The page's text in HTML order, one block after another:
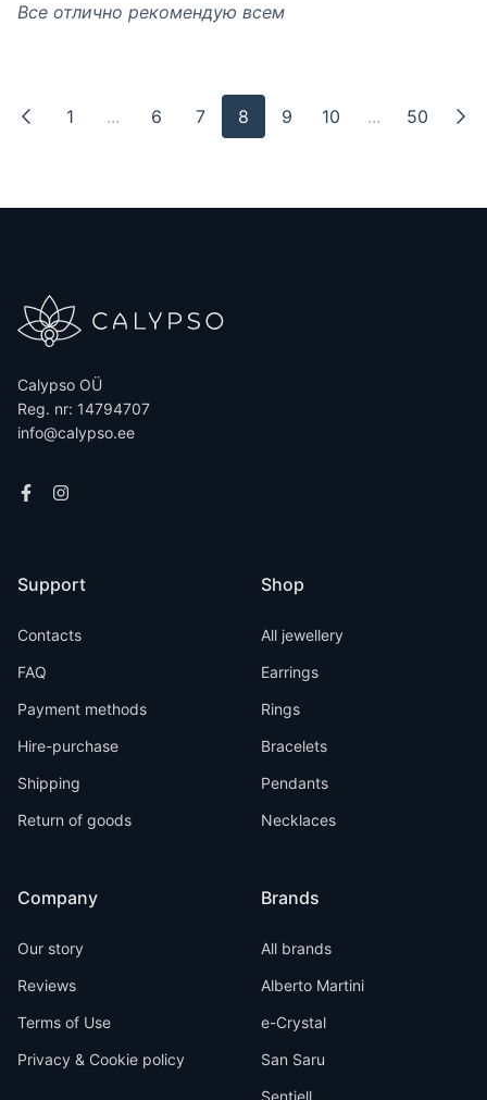
Все отлично рекомендую всем
1 ... 6 7 8 9 10 ... 50
Calypso OÜ
Reg. nr: 14794707
info@calypso.ee
Support
Contacts
FAQ
Payment methods
Hire-purchase
Shipping
Return of goods
Company
Our story
Reviews
Terms of Use
Privacy & Cookie policy
Shop
All jewellery
Earrings
Rings
Bracelets
Pendants
Necklaces
Brands
All brands
Alberto Martini
e-Crystal
San Saru
Sentiell